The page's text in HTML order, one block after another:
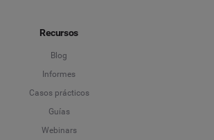
Recursos
Blog
Informes
Casos prácticos
Guías
Webinars